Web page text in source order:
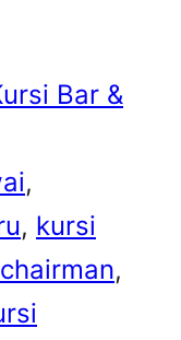
Bar &
, kursi